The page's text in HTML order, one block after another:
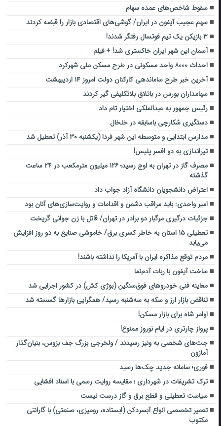
سقوط شاخص‌های عمده سهام
سهم عجیب آیفون در ایران/ گوشی‌های اقتصادی بازار را قبضه کردند
۳ بازیکن یک تیم فوتسال رفتگر شدند!
آسمان این شهر ایران خاکستری شد! + فیلم
احداث ۸۰۰۰ واحد مسکونی در طرح مسکن ملی شهرکرد
آخرین خبر طرح ساماندهی کارکنان دولت امروز ۱۴ اردیبهشت
سهامداران بورس در باتلاق بلاتکلیفی گیر کردند
رئیس جمهور به عبدالملکی اختیار تام داد
دستگیری شکارچی باسابقه در خلخال
مدارس ابتدایی و متوسطه این شهر فردا (یکشنبه ۳۰ آذر) تعطیل شد
تیراندازی به دو افسر پلیس!
مصرف گاز در تهران به اوج رسید؛ ۱۲۶ میلیون مترمکعب در ۲۴ ساعت
گذشته
اعتراض دانشجویان دانشگاه آزاد جواب داد
امیر واحدی: باید مراقب دشمن و اقدامات و روایت‌سازی‌های آنان بود
جزئیات درگیری مرگبار دو برادر در تهران/ قاتل با زن جوانی گریخت
تعطیلی ۱۵ استان به خاطر کسری برق/ خاموشی صنایع به دو روز افزایش
می‌یابد
مردم توقع مذاکره ایران با آمریکا را نداشته باشند!
ساخت آیفون با ربات آدم‌نما
معاینه فنی خودروهای فوق‌سنگین (بوژی کش) در کشور اجرایی شد
تناقض بازار ارز و سکه به سه‌شنبه رسید/ همگرایی بازارها گسسته شد
اوامر شاه برای بازار مسکن!
پرواز چارتری در ایام نوروز ممنوع!
جت‌های شخصی به ونیز رسیدند / ولخرجی بزرگ جف بزوس، بنیان‌گذار
آمازون
فوری؛ سامانه جدید چک‌ها رسید
ترک تشریفات در شهرداری ؛ مقایسه روایت رسمی با اسناد افشایی
سیاست تعطیلی و قطع برق و گاز درست نیست
تعمیر تخصصی انواع آبسردکن (ایستاده، رومیزی، صنعتی) با گارانتی
مکتوب